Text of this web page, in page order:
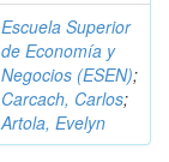
Escuela Superior
de Economía y
Negocios (ESEN);
Carcach, Carlos;
Artola, Evelyn